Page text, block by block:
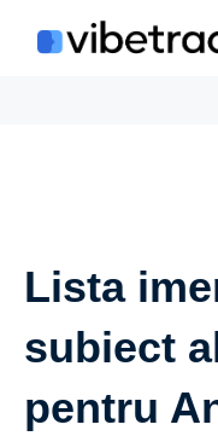
Lista
subiect
pentru